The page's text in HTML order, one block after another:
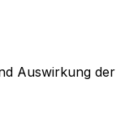
Auswirkung der